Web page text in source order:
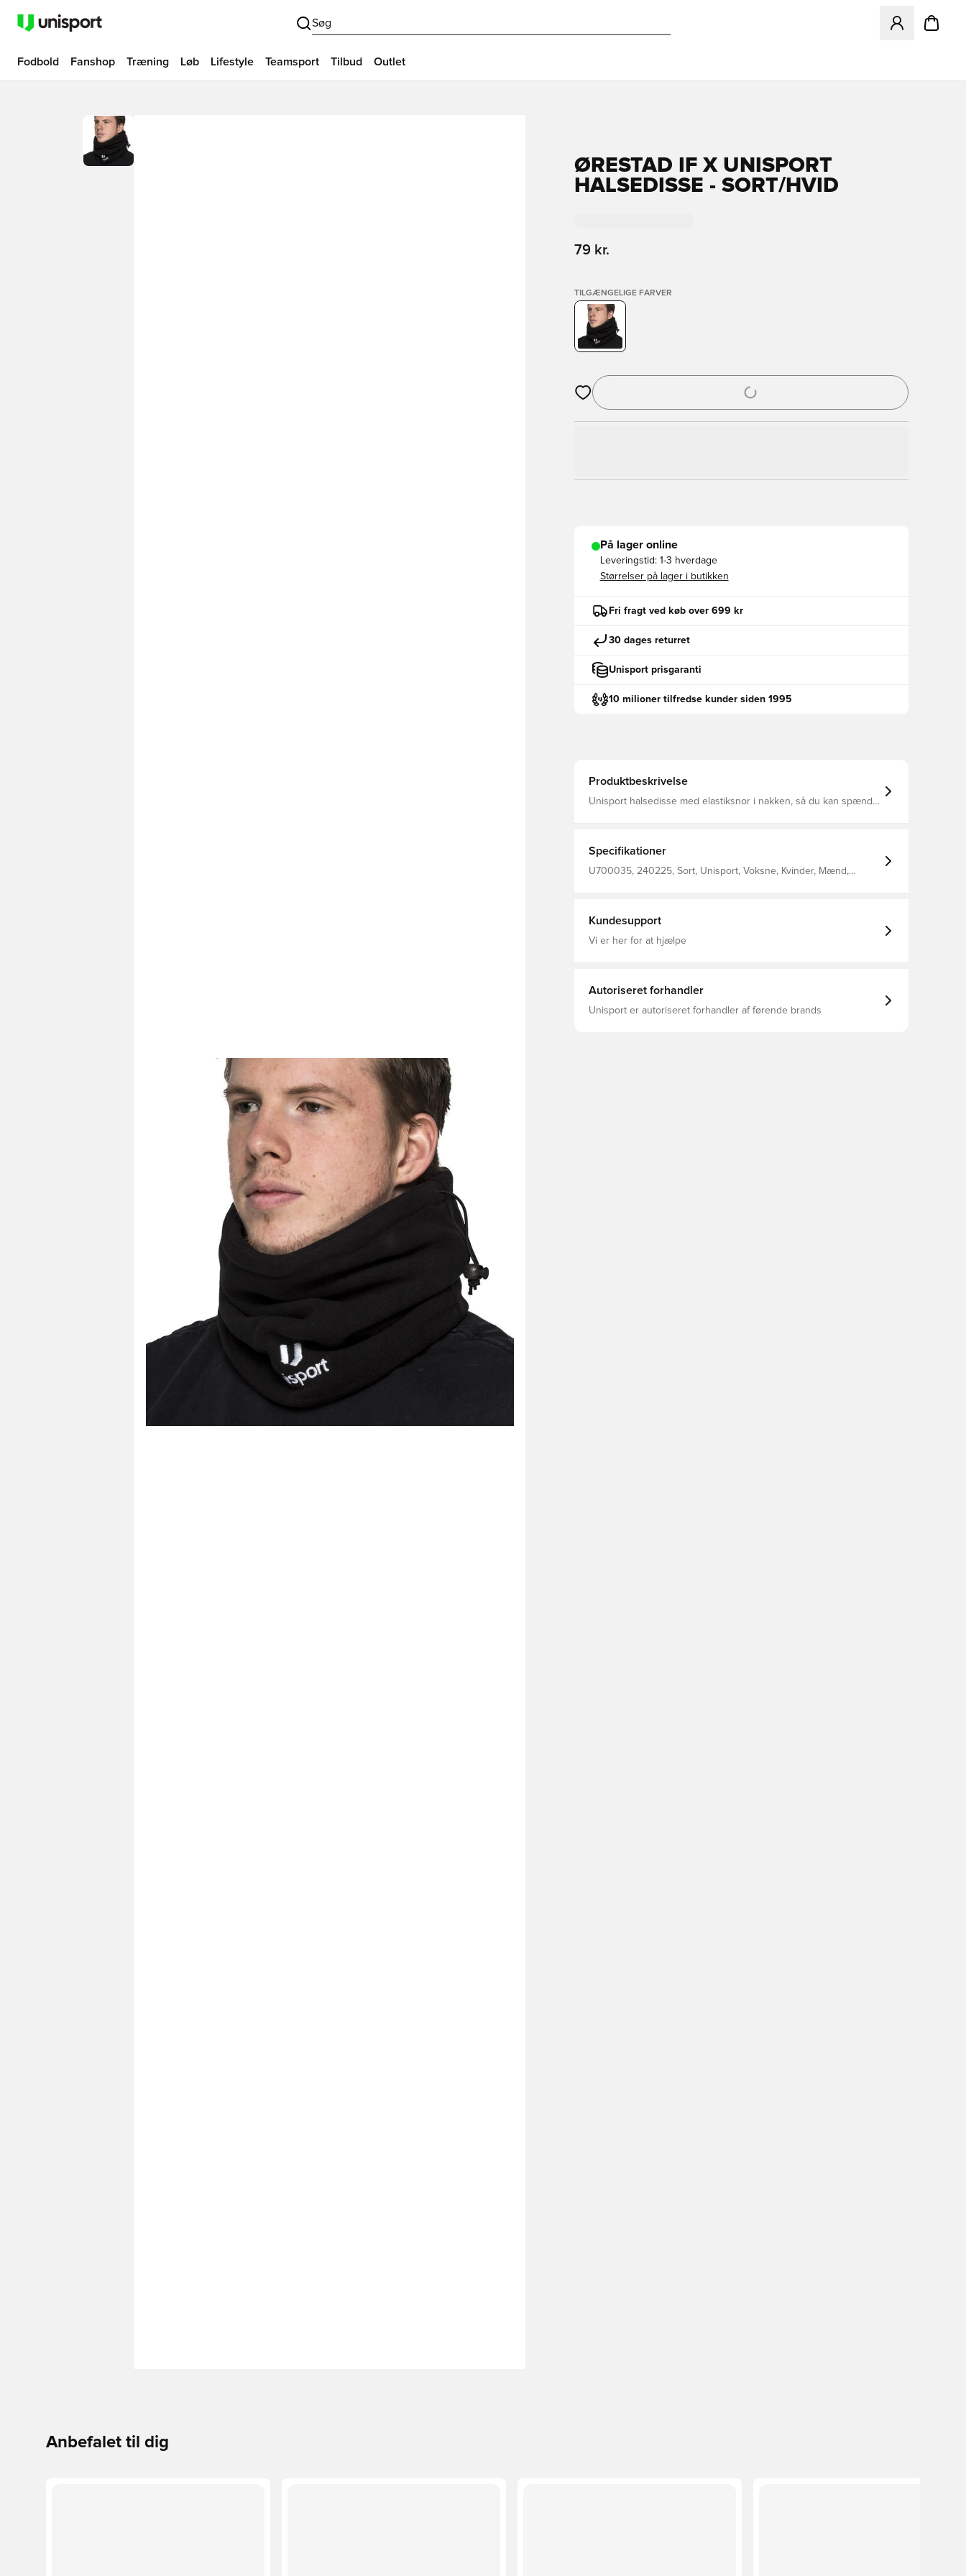
Søg
Åbner en
Fodbold Fanshop Træning Løb Lifestyle Teamsport Tilbud Outlet
ØRESTAD IF X UNISPORT
HALSEDISSE - SORT/HVID
79 kr.
TILGÆNGELIGE FARVER
Åbner en Modal til at logge ind eller tilmelde dig som medlem
På lager online
Leveringstid: 1-3 hverdage
Størrelser på lager i butikken
Fri fragt ved køb over 699 kr
30 dages returret
Unisport prisgaranti
10 milioner tilfredse kunder siden 1995
Produktbeskrivelse
Unisport halsedisse med elastiksnor i nakken, så du kan spænde
Specifikationer
U700035, 240225, Sort, Unisport, Voksne, Kvinder, Mænd,
Kundesupport
Vi er her for at hjælpe
Autoriseret forhandler
Unisport er autoriseret forhandler af førende brands
Anbefalet til dig